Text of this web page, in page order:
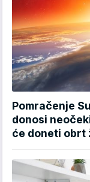
Pomračenje
donosi
će doneti obrt